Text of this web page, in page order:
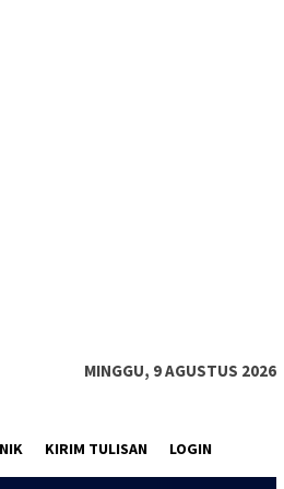
MINGGU, 9 AGUSTUS 2026
KIRIM TULISAN LOGIN